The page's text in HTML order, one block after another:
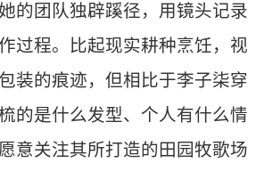
的团队独辟蹊径，用镜头记录
过程。比起现实耕种烹饪，视
装的痕迹，但相比于李子柒穿
的是什么发型、个人有什么情
意关注其所打造的田园牧歌场